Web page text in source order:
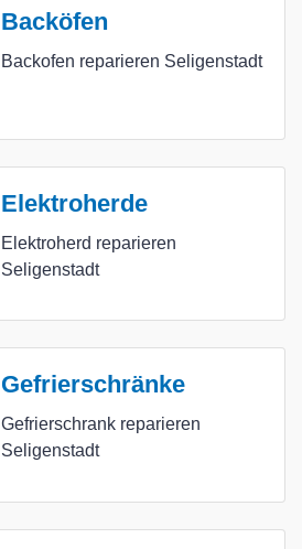
Backöfen
Backofen reparieren Seligenstadt
Elektroherde
Elektroherd reparieren
Seligenstadt
Gefrierschränke
Gefrierschrank reparieren
Seligenstadt